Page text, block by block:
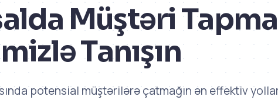
Müştəri Tapma
Tanışın
potensial müştərilərə çatmağın ən effektiv